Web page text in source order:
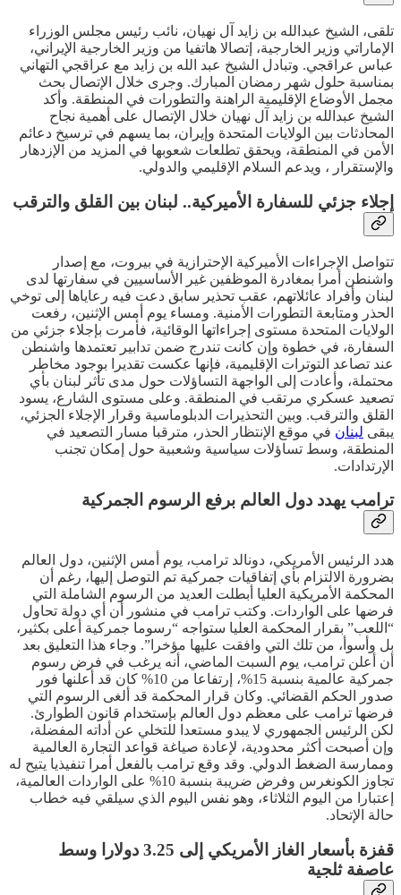
تلقى، الشيخ عبدالله بن زايد آل نهيان، نائب رئيس مجلس الوزراء
الإماراتي وزير الخارجية، إتصالا هاتفيا من وزير الخارجية الإيراني،
عباس عراقجي. وتبادل الشيخ عبد الله بن زايد مع عراقجي التهاني
بمناسبة حلول شهر رمضان المبارك. وجرى خلال الإتصال بحث
مجمل الأوضاع الإقليمية الراهنة والتطورات في المنطقة. وأكد
الشيخ عبدالله بن زايد آل نهيان خلال الإتصال على أهمية نجاح
المحادثات بين الولايات المتحدة وإيران، بما يسهم في ترسيخ دعائم
الأمن في المنطقة، ويحقق تطلعات شعوبها في المزيد من الإزدهار
والإستقرار ، ويدعم السلام الإقليمي والدولي.
إجلاء جزئي للسفارة الأميركية.. لبنان بين القلق والترقب
تتواصل الإجراءات الأميركية الإحترازية في بيروت، مع إصدار
واشنطن أمرا بمغادرة الموظفين غير الأساسيين في سفارتها لدى
لبنان وأفراد عائلاتهم، عقب تحذير سابق دعت فيه رعاياها إلى توخي
الحذر ومتابعة التطورات الأمنية. ومساء يوم أمس الإثنين، رفعت
الولايات المتحدة مستوى إجراءاتها الوقائية، فأمرت بإجلاء جزئي من
السفارة، في خطوة وإن كانت تندرج ضمن تدابير تعتمدها واشنطن
عند تصاعد التوترات الإقليمية، فإنها عكست تقديرا بوجود مخاطر
محتملة، وأعادت إلى الواجهة التساؤلات حول مدى تأثر لبنان بأي
تصعيد عسكري مرتقب في المنطقة. وعلى مستوى الشارع، يسود
القلق والترقب. وبين التحذيرات الدبلوماسية وقرار الإجلاء الجزئي،
يبقى لبنان في موقع الإنتظار الحذر، مترقبا مسار التصعيد في
المنطقة، وسط تساؤلات سياسية وشعبية حول إمكان تجنب
الإرتدادات.
ترامب يهدد دول العالم برفع الرسوم الجمركية
هدد الرئيس الأمريكي، دونالد ترامب، يوم أمس الإثنين، دول العالم
بضرورة الالتزام بأي إتفاقيات جمركية تم التوصل إليها، رغم أن
المحكمة الأمريكية العليا أبطلت العديد من الرسوم الشاملة التي
فرضها على الواردات. وكتب ترامب في منشور أن أي دولة تحاول
“اللعب” بقرار المحكمة العليا ستواجه “رسوما جمركية أعلى بكثير،
بل وأسوأ، من تلك التي وافقت عليها مؤخرا”. وجاء هذا التعليق بعد
أن أعلن ترامب، يوم السبت الماضي، أنه يرغب في فرض رسوم
جمركية عالمية بنسبة 15%، إرتفاعا من 10% كان قد أعلنها فور
صدور الحكم القضائي. وكان قرار المحكمة قد ألغى الرسوم التي
فرضها ترامب على معظم دول العالم بإستخدام قانون الطوارئ.
لكن الرئيس الجمهوري لا يبدو مستعدا للتخلي عن أداته المفضلة،
وإن أصبحت أكثر محدودية، لإعادة صياغة قواعد التجارة العالمية
وممارسة الضغط الدولي. وقد وقع ترامب بالفعل أمرا تنفيذيا يتيح له
تجاوز الكونغرس وفرض ضريبة بنسبة 10% على الواردات العالمية،
إعتبارا من اليوم الثلاثاء، وهو نفس اليوم الذي سيلقي فيه خطاب
حالة الإتحاد.
قفزة بأسعار الغاز الأمريكي إلى 3.25 دولارا وسط
عاصفة ثلجية